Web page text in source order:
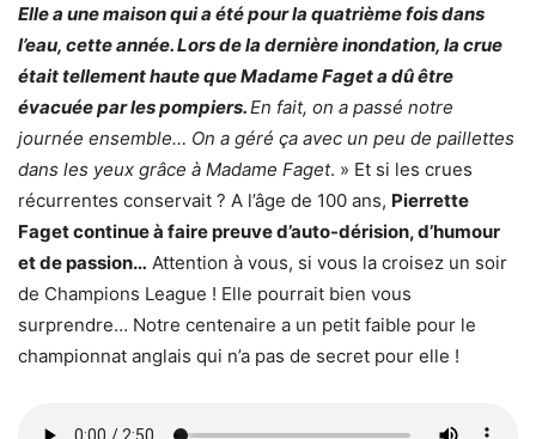
Elle a une maison qui a été pour la quatrième fois dans
l’eau, cette année. Lors de la dernière inondation, la crue
était tellement haute que Madame Faget a dû être
évacuée par les pompiers.En fait, on a passé notre
journée ensemble… On a géré ça avec un peu de paillettes
dans les yeux grâce à Madame Faget. » Et si les crues
récurrentes conservait ? A l’âge de 100 ans, Pierrette
Faget continue à faire preuve d’auto-dérision, d’humour
et de passion… Attention à vous, si vous la croisez un soir
de Champions League ! Elle pourrait bien vous
surprendre… Notre centenaire a un petit faible pour le
championnat anglais qui n’a pas de secret pour elle !